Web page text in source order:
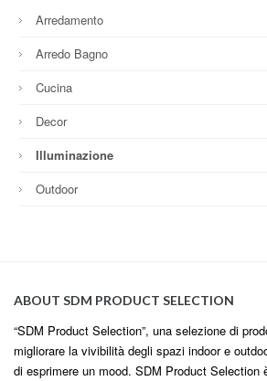
Arredamento
Arredo Bagno
Cucina
Decor
Illuminazione
Outdoor
ABOUT SDM PRODUCT SELECTION
“SDM Product Selection”, una selezione di
migliorare la vivibilità degli spazi indoor e
di esprimere un mood. SDM Product Selection